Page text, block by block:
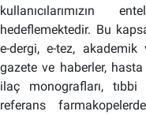
kullanıcılarımızın
hedeflemektedir. Bu
e-dergi, e-tez,
gazete ve haberler,
ilaç monografları,
referans